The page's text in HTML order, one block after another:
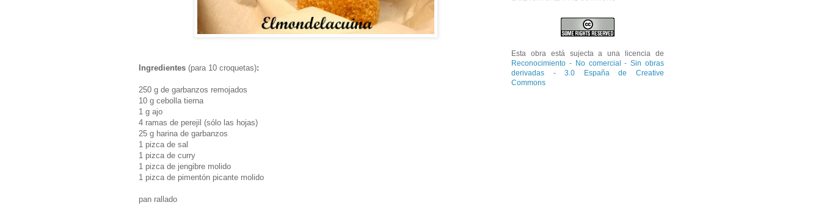
Ingredientes (para 10 croquetas):
250 g de garbanzos remojados
10 g cebolla tierna
1 g ajo
4 ramas de perejil (sólo las hojas)
25 g harina de garbanzos
1 pizca de sal
1 pizca de curry
1 pizca de jengibre molido
1 pizca de pimentón picante molido
pan rallado
Esta obra está sujecta a una licencia de
Reconocimiento - No comercial - Sin obras
derivadas - 3.0 España de Creative
Commons